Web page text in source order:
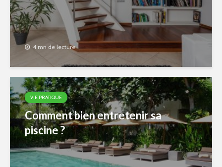
4 mn de lecture
VIE PRATIQUE
Comment bien entretenir sa
piscine ?